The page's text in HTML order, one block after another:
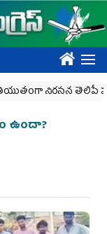
????
నిరసన తెలిపే హక్కును
ఉందా?